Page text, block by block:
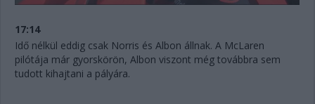
17:14
Idő nélkül eddig csak Norris és Albon állnak. A McLaren
pilótája már gyorskörön, Albon viszont még továbbra sem
tudott kihajtani a pályára.